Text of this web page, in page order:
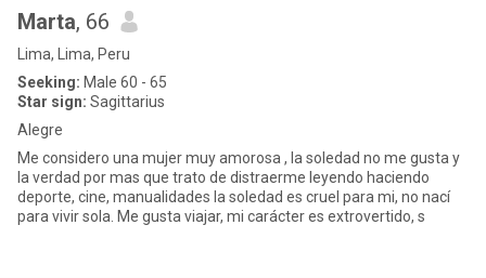
Marta, 66
Lima, Lima, Peru
Seeking: Male 60 - 65
Star sign: Sagittarius
Alegre
Me considero una mujer muy amorosa , la soledad no me gusta y
la verdad por mas que trato de distraerme leyendo haciendo
deporte, cine, manualidades la soledad es cruel para mi, no nací
para vivir sola. Me gusta viajar, mi carácter es extrovertido, s